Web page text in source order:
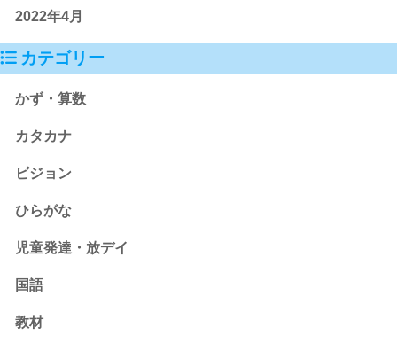
2022年4月
カテゴリー
かず・算数
カタカナ
ビジョン
ひらがな
児童発達・放デイ
国語
教材